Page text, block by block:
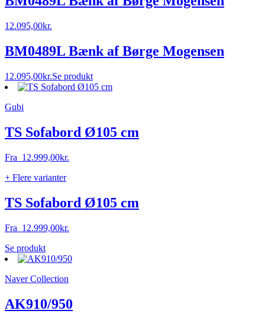
kan
på
12.095,00kr.
BM0489L Bænk af Børge Mogensen
12.095,00kr.Se produkt
Gubi
TS Sofabord Ø105 cm
Fra 12.999,00kr.
+ Flere varianter
TS Sofabord Ø105 cm
Fra 12.999,00kr.
Se produktDette
vare
flere
Mulighederne
kan
Naver Collection
AK910/950